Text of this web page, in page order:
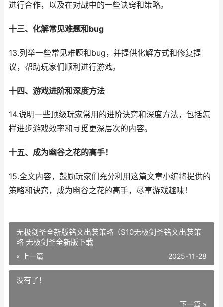
进行合作，以及在对战中的一些诀窍和策略。
十三、化解常见难题和bug
13.列举一些常见难题和bug，并提供化解方式和修复提
议，帮助玩家们顺利进行游戏。
十四、游戏进阶和深度方法
14.说明一些顶级玩家常用的进阶诀窍和深度方法，包括怎
样进步游戏效率和寻觅更深层次的内容。
十五、成为幽谷之花的高手！
15.全文内容，鼓励玩家们充分利用这篇文章小编将提供的
策略和诀窍，成为幽谷之花的高手，尽享游戏趣味！
无极剑圣全新版铭文出装策略（S10无极剑圣铭文出装策
略 无极剑圣全新版下载
« 上一篇 2025-11-28
没有了！
下一篇 »